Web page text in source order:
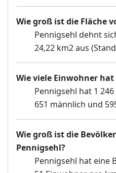
Wie groß ist die Fläche
Pennigsehl dehnt
24,22 km2 aus
Wie viele Einwohner
Pennigsehl hat 1
651 männlich und
Wie groß ist die
Pennigsehl?
Pennigsehl hat eine